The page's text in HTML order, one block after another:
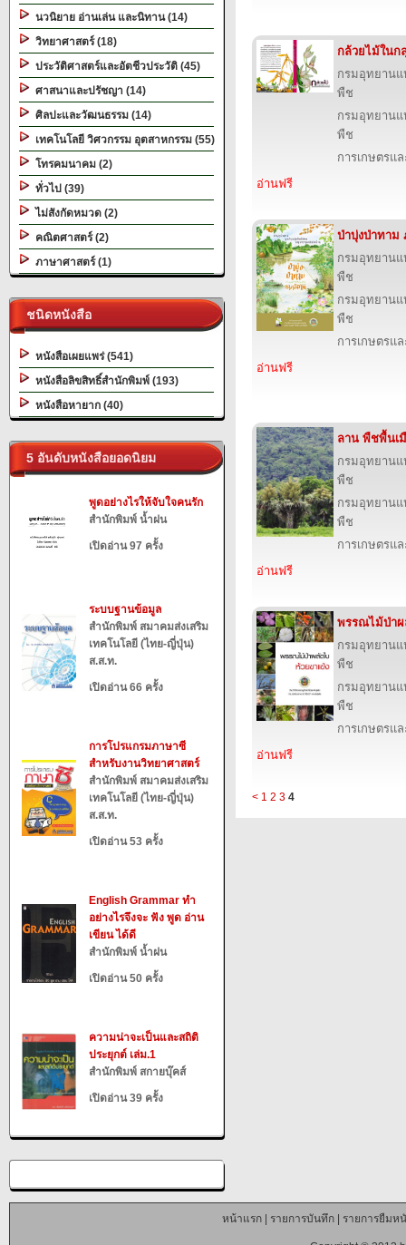
นวนิยาย อ่านเล่น และนิทาน (14)
วิทยาศาสตร์ (18)
ประวัติศาสตร์และอัตชีวประวัติ (45)
ศาสนาและปรัชญา (14)
ศิลปะและวัฒนธรรม (14)
เทคโนโลยี วิศวกรรม อุตสาหกรรม (55)
โทรคมนาคม (2)
ทั่วไป (39)
ไม่สังกัดหมวด (2)
คณิตศาสตร์ (2)
ภาษาศาสตร์ (1)
ชนิดหนังสือ
หนังสือเผยแพร่ (541)
หนังสือลิขสิทธิ์สำนักพิมพ์ (193)
หนังสือหายาก (40)
5 อันดับหนังสือยอดนิยม
พูดอย่างไรให้จับใจคนรัก
สำนักพิมพ์ น้ำฝน
เปิดอ่าน 97 ครั้ง
ระบบฐานข้อมูล
สำนักพิมพ์ สมาคมส่งเสริม
เทคโนโลยี (ไทย-ญี่ปุ่น)
ส.ส.ท.
เปิดอ่าน 66 ครั้ง
การโปรแกรมภาษาซี
สำหรับงานวิทยาศาสตร์
สำนักพิมพ์ สมาคมส่งเสริม
เทคโนโลยี (ไทย-ญี่ปุ่น)
ส.ส.ท.
เปิดอ่าน 53 ครั้ง
English Grammar ทำ
อย่างไรจึงจะ ฟัง พูด อ่าน
เขียน ได้ดี
สำนักพิมพ์ น้ำฝน
เปิดอ่าน 50 ครั้ง
ความน่าจะเป็นและสถิติ
ประยุกต์ เล่ม.1
สำนักพิมพ์ สกายบุ๊คส์
เปิดอ่าน 39 ครั้ง
กล้วยไม้ในก
กรมอุทยาน
พืช
กรมอุทยาน
พืช
การเกษตรแ
อ่านฟรี
ป่าบุ่งป่าทาม
กรมอุทยาน
พืช
กรมอุทยาน
พืช
การเกษตรแ
อ่านฟรี
ลาน พืชพื้นเ
กรมอุทยาน
พืช
กรมอุทยาน
พืช
การเกษตรแ
อ่านฟรี
พรรณไม้ป่าผ
กรมอุทยาน
พืช
กรมอุทยาน
พืช
การเกษตรแ
อ่านฟรี
< 1 2 3 4
หน้าแรก| รายการบันทึก| รายการยืมห